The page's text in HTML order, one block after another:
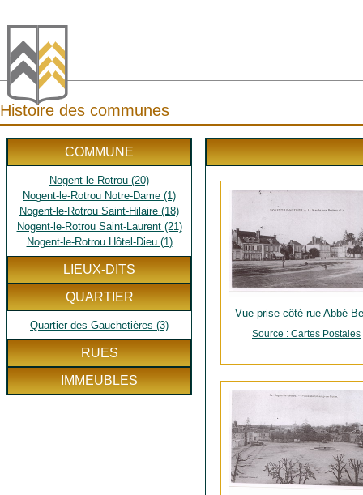
Histoire des communes
COMMUNE
Nogent-le-Rotrou (20)
Nogent-le-Rotrou Notre-Dame (1)
Nogent-le-Rotrou Saint-Hilaire (18)
Nogent-le-Rotrou Saint-Laurent (21)
Nogent-le-Rotrou Hôtel-Dieu (1)
LIEUX-DITS
QUARTIER
Quartier des Gauchetières (3)
RUES
IMMEUBLES
Vue prise côté rue Abbé
Source : Cartes Postales